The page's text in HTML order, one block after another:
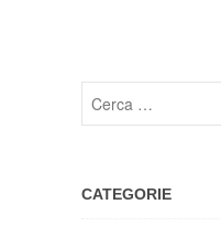
CATEGORIE